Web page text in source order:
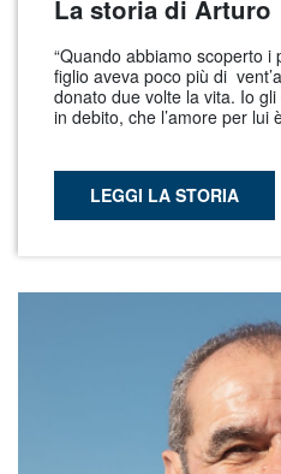
La storia di Arturo
“Quando abbiamo scoperto
figlio aveva poco più di
donato due volte la vita. Io
in debito, che l’amore per lui
LEGGI LA STORIA